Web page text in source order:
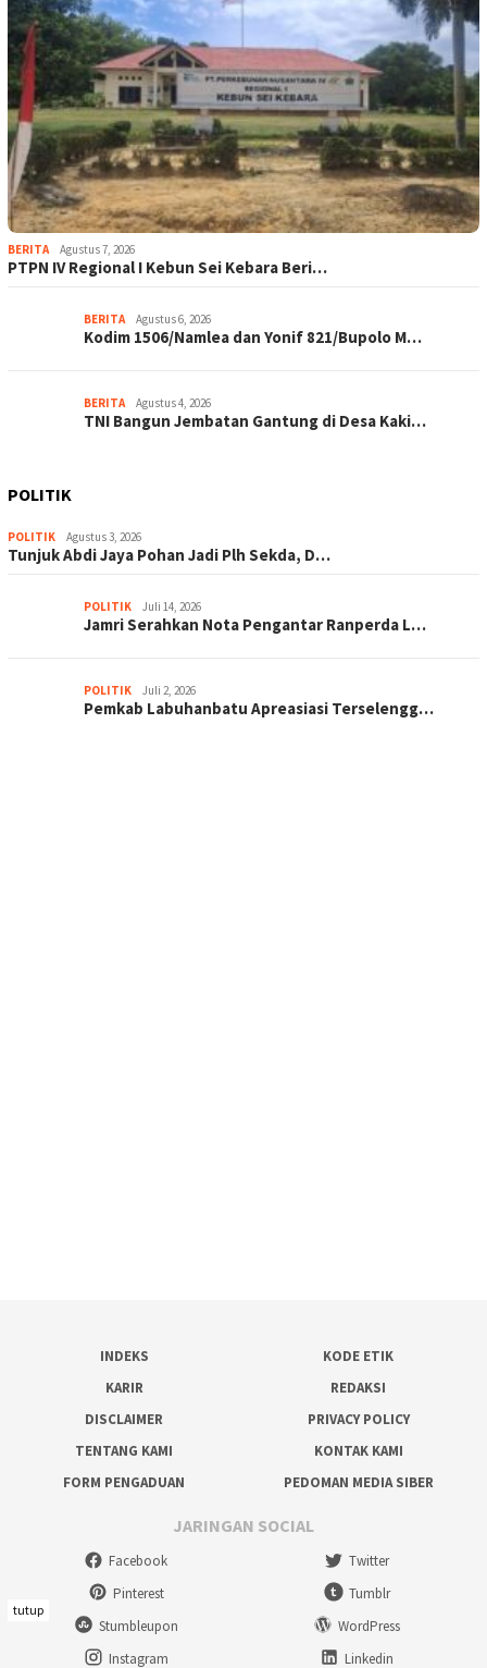
BERITA Agustus 7, 2026
PTPN IV Regional I Kebun Sei Kebara Beri…
BERITA Agustus 6, 2026
Kodim 1506/Namlea dan Yonif 821/Bupolo M…
BERITA Agustus 4, 2026
TNI Bangun Jembatan Gantung di Desa Kaki…
POLITIK
POLITIK Agustus 3, 2026
Tunjuk Abdi Jaya Pohan Jadi Plh Sekda, D…
POLITIK Juli 14, 2026
Jamri Serahkan Nota Pengantar Ranperda L…
POLITIK Juli 2, 2026
Pemkab Labuhanbatu Apreasiasi Terselengg…
INDEKS
KODE ETIK
KARIR
REDAKSI
DISCLAIMER
PRIVACY POLICY
TENTANG KAMI
KONTAK KAMI
FORM PENGADUAN
PEDOMAN MEDIA SIBER
JARINGAN SOCIAL
Facebook
Twitter
Pinterest
Tumblr
Stumbleupon
WordPress
Instagram
Linkedin
tutup